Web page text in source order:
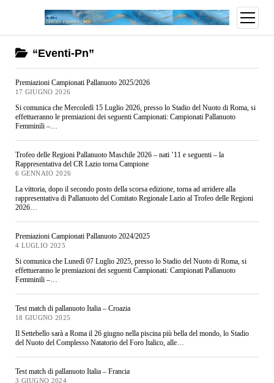
“Eventi-Pn”
Premiazioni Campionati Pallanuoto 2025/2026
17 GIUGNO 2026
Si comunica che Mercoledì 15 Luglio 2026, presso lo Stadio del Nuoto di Roma, si
effettueranno le premiazioni dei seguenti Campionati: Campionati Pallanuoto
Femminili –…
Trofeo delle Regioni Pallanuoto Maschile 2026 – nati ’11 e seguenti – la
Rappresentativa del CR Lazio torna Campione
6 GENNAIO 2026
La vittoria, dopo il secondo posto della scorsa edizione, torna ad arridere alla
rappresentativa di Pallanuoto del Comitato Regionale Lazio al Trofeo delle Regioni
2026…
Premiazioni Campionati Pallanuoto 2024/2025
4 LUGLIO 2025
Si comunica che Lunedì 07 Luglio 2025, presso lo Stadio del Nuoto di Roma, si
effettueranno le premiazioni dei seguenti Campionati: Campionati Pallanuoto
Femminili –…
Test match di pallanuoto Italia – Croazia
18 GIUGNO 2025
Il Settebello sarà a Roma il 26 giugno nella piscina più bella del mondo, lo Stadio
del Nuoto del Complesso Natatorio del Foro Italico, alle…
Test match di pallanuoto Italia – Francia
3 GIUGNO 2024